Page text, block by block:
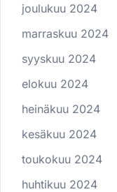
joulukuu 2024
marraskuu 2024
syyskuu 2024
elokuu 2024
heinäkuu 2024
kesäkuu 2024
toukokuu 2024
huhtikuu 2024